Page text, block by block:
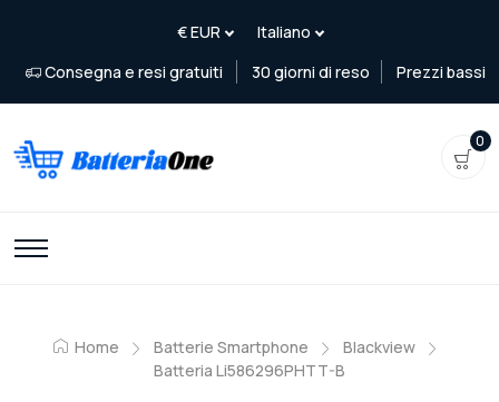
Consegna e resi gratuiti 30 giorni di reso Prezzi bassi
0
Home Batterie Smartphone
Blackview
Batteria Li586296PHTT-B